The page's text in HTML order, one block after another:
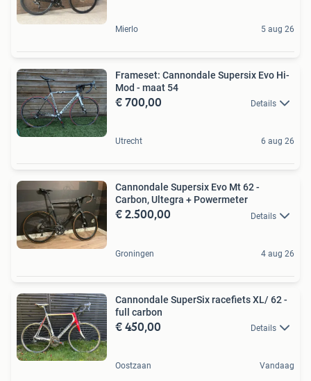
Mierlo 5 aug 26
Frameset: Cannondale Supersix Evo Hi-
Mod - maat 54
€ 700,00 Details
Utrecht 6 aug 26
Cannondale Supersix Evo Mt 62 -
Carbon, Ultegra + Powermeter
€ 2.500,00 Details
Groningen 4 aug 26
Cannondale SuperSix racefiets XL/ 62 -
full carbon
€ 450,00 Details
Oostzaan Vandaag